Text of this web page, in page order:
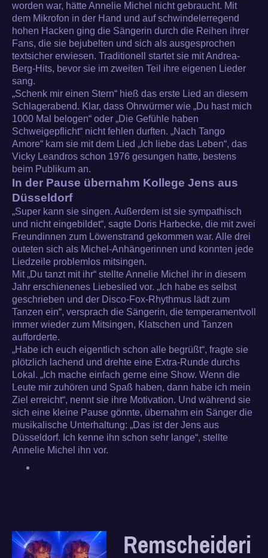
worden war, hätte Annelie Michel nicht gebraucht. Mit
dem Mikrofon in der Hand und auf schwindelerregend
hohen Hacken ging die Sängerin durch die Reihen ihrer
Fans, die sie bejubelten und sich als ausgesprochen
textsicher erwiesen. Traditionell startet sie mit Andrea-
Berg-Hits, bevor sie im zweiten Teil ihre eigenen Lieder
sang.
„Schenk mir einen Stern“ hieß das erste Lied an diesem
Schlagerabend. Klar, dass Ohrwürmer wie „Du hast mich
1000 Mal belogen“ oder „Die Gefühle haben
Schweigepflicht“ nicht fehlen durften. „Nach Tango
Amore“ kam sie mit dem Lied „Ich liebe das Leben“, das
Vicky Leandros schon 1976 gesungen hatte, bestens
beim Publikum an.
In der Pause übernahm Kollege Jens aus
Düsseldorf
„Super kann sie singen. Außerdem ist sie sympathisch
und nicht eingebildet“, sagte Doris Harbecke, die mit zwei
Freundinnen zum Löwenstrand gekommen war. Alle drei
outeten sich als Michel-Anhängerinnen und konnten jede
Liedzeile problemlos mitsingen.
Mit „Du tanzt mit ihr“ stellte Annelie Michel ihr in diesem
Jahr erschienenes Liebeslied vor. „Ich habe es selbst
geschrieben und der Disco-Fox-Rhythmus lädt zum
Tanzen ein“, versprach die Sängerin, die temperamentvoll
immer wieder zum Mitsingen, Klatschen und Tanzen
aufforderte.
„Habe ich euch eigentlich schon alle begrüßt“, fragte sie
plötzlich lachend und drehte eine Extra-Runde durchs
Lokal. „Ich mache einfach gerne eine Show. Wenn die
Leute mir zuhören und Spaß haben, dann habe ich mein
Ziel erreicht“, nennt sie ihre Motivation. Und während sie
sich eine kleine Pause gönnte, übernahm ein Sänger die
musikalische Unterhaltung: „Das ist der Jens aus
Düsseldorf. Ich kenne ihn schon sehr lange“, stellte
Annelie Michel ihn vor.
Remscheideri